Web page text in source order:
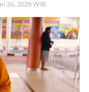
24, 2026 WIB